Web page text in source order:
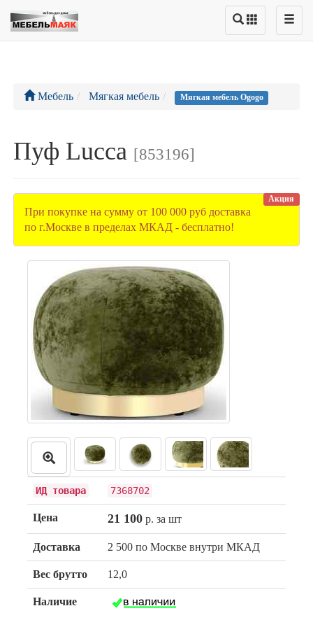
Мебель Мягкая мебель Мягкая мебель Ogogo
Пуф Lucca [853196]
Акция
При покупке на сумму от 100 000 руб доставка
по г.Москве в пределах МКАД - бесплатно!
ИД товара 7368702
Цена 21 100р. за шт
Доставка 2 500 по Москве внутри МКАД
Вес брутто 12,0
Наличие